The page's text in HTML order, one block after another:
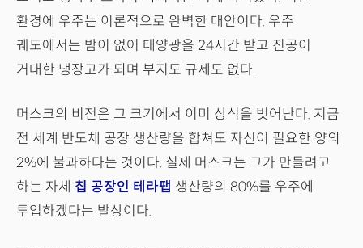
환경에 우주는 이론적으로 완벽한 대안이다. 우주
궤도에서는 밤이 없어 태양광을 24시간 받고 진공이
거대한 냉장고가 되며 부지도 규제도 없다.
머스크의 비전은 그 크기에서 이미 상식을 벗어난다. 지금
전 세계 반도체 공장 생산량을 합쳐도 자신이 필요한 양의
2%에 불과하다는 것이다. 실제 머스크는 그가 만들려고
하는 자체 칩 공장인 테라팹 생산량의 80%를 우주에
투입하겠다는 발상이다.